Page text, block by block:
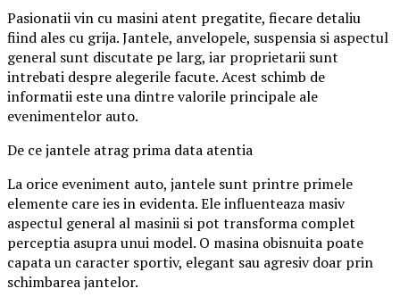
Pasionatii vin cu masini atent pregatite, fiecare detaliu
fiind ales cu grija. Jantele, anvelopele, suspensia si aspectul
general sunt discutate pe larg, iar proprietarii sunt
intrebati despre alegerile facute. Acest schimb de
informatii este una dintre valorile principale ale
evenimentelor auto.
De ce jantele atrag prima data atentia
La orice eveniment auto, jantele sunt printre primele
elemente care ies in evidenta. Ele influenteaza masiv
aspectul general al masinii si pot transforma complet
perceptia asupra unui model. O masina obisnuita poate
capata un caracter sportiv, elegant sau agresiv doar prin
schimbarea jantelor.